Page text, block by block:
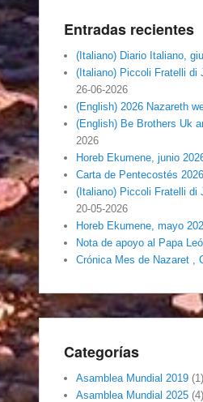
Entradas recientes
(Italiano) Diario Italiano,
(Italiano) Piccoli Fratelli di
26-06-2026
(English) 2026 Nazareth
(English) Be Brothers Uk
2026
Horeb Ekumene, junio
Carta de Pentecostés 2026
(Italiano) Piccoli Fratelli di
20-05-2026
Horeb Ekumene, mayo
Nota de apoyo al Papa
Crónica Mes de Nazaret ,
Categorías
Asamblea Mundial 2019 (1)
Asamblea Mundial 2025 (4)